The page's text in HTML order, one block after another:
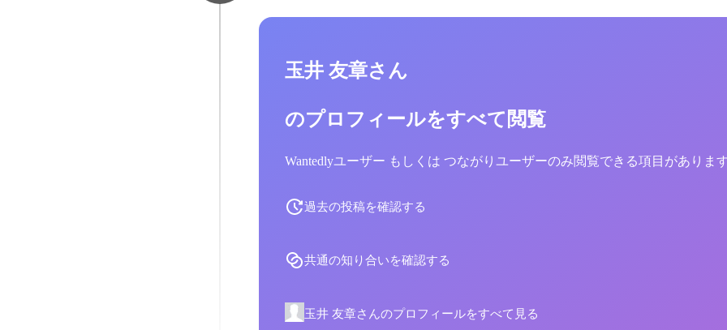
玉井 友章さん
のプロフィールをすべて閲覧
Wantedlyユーザー もしくは つながりユーザーのみ閲覧できる項目がありま
過去の投稿を確認する
共通の知り合いを確認する
玉井 友章さんのプロフィールをすべて見る